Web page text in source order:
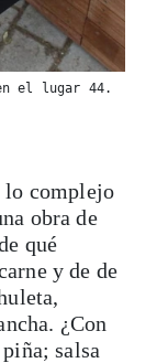
el lugar 44.
lo complejo
obra de
qué
y de de
¿Con
salsa